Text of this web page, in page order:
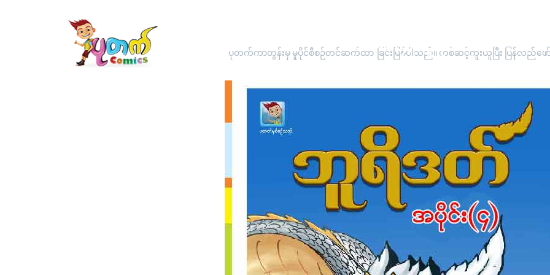
"အပိုင်း(၄) ဘူရိဒတ်"
ပုတက်ကာတွန်းမှ မူပိုင်စီစဉ်တင်ဆက်ထားခြင်းဖြစ်ပါသည်။ တစ်ဆင့်ကူးယူပြီး ပြန်လည်ဖော်ပ